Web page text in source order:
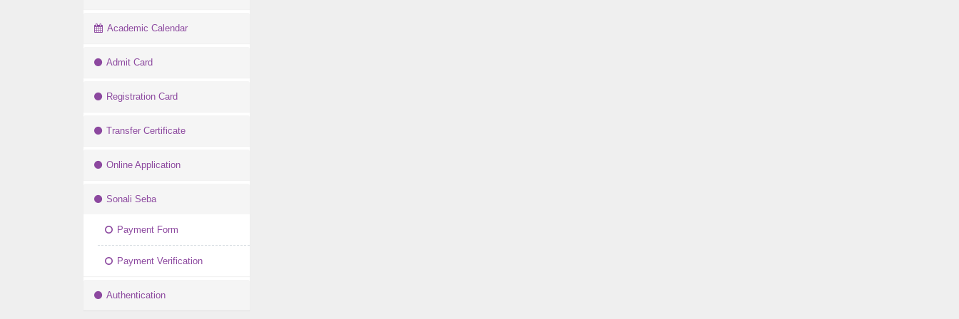
Academic Calendar
Admit Card
Registration Card
Transfer Certificate
Online Application
Sonali Seba
Payment Form
Payment Verification
Authentication